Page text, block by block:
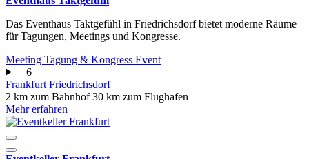
Das Eventhaus Taktgefühl in Friedrichsdorf bietet moderne Räume
für Tagungen, Meetings und Kongresse.
Meeting Tagung & Kongress Event
+6
Frankfurt Friedrichsdorf
2 km zum Bahnhof30 km zum Flughafen
Mehr erfahren